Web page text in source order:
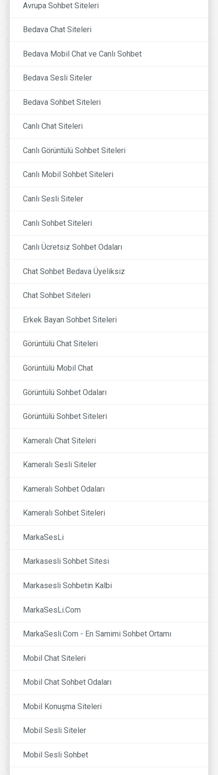
Avrupa Sohbet Siteleri
Bedava Chat Siteleri
Bedava Mobil Chat ve Canlı Sohbet
Bedava Sesli Siteler
Bedava Sohbet Siteleri
Canlı Chat Siteleri
Canlı Görüntülü Sohbet Siteleri
Canlı Mobil Sohbet Siteleri
Canlı Sesli Siteler
Canlı Sohbet Siteleri
Canlı Ücretsiz Sohbet Odaları
Chat Sohbet Bedava Üyeliksiz
Chat Sohbet Siteleri
Erkek Bayan Sohbet Siteleri
Görüntülü Chat Siteleri
Görüntülü Mobil Chat
Görüntülü Sohbet Odaları
Görüntülü Sohbet Siteleri
Kameralı Chat Siteleri
Kameralı Sesli Siteler
Kameralı Sohbet Odaları
Kameralı Sohbet Siteleri
MarkaSesLi
Markasesli Sohbet Sitesi
Markasesli Sohbetin Kalbi
MarkaSesLi.Com
MarkaSesli.Com - En Samimi Sohbet Ortamı
Mobil Chat Siteleri
Mobil Chat Sohbet Odaları
Mobil Konuşma Siteleri
Mobil Sesli Siteler
Mobil Sesli Sohbet